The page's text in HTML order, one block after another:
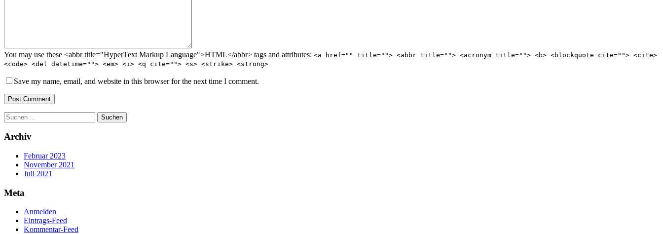
You may use these <abbr title="HyperText Markup Language">HTML</abbr> tags and attributes: <a href="" title=""> <abbr title=""> <acronym title=""> <b> <blockquote cite=""> <cite>
<code> <del datetime=""> <em> <i> <q cite=""> <s> <strike> <strong>
Save my name, email, and website in this browser for the next time I comment.
Post Comment
Suchen
nach:
Archiv
Februar 2023
November 2021
Juli 2021
Meta
Anmelden
Eintrags-Feed
Kommentar-Feed